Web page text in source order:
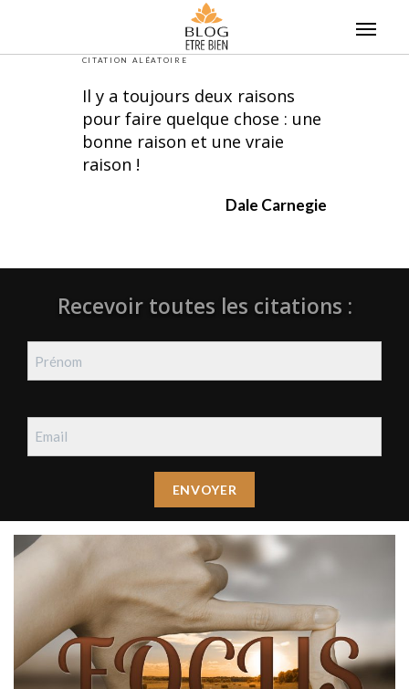
CITATION ALÉATOIRE
Il y a toujours deux raisons
pour faire quelque chose : une
bonne raison et une vraie
raison !
Dale Carnegie
Recevoir toutes les citations :